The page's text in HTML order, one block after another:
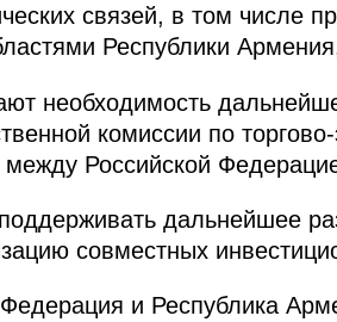
связей, в том числе
Республики
необходимость
комиссии по
между Российской
дальнейшее
совместных
и Республика